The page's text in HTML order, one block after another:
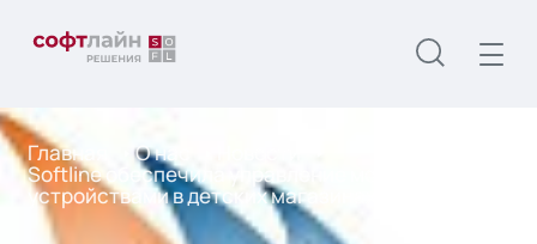
Главная О нас
Softline обеспечила управление мобильными
устройствами в детских магазинах «Кораблик»